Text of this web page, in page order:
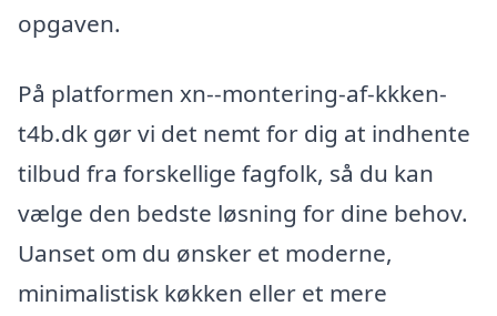
opgaven.
På platformen xn--montering-af-kkken-
t4b.dk gør vi det nemt for dig at indhente
tilbud fra forskellige fagfolk, så du kan
vælge den bedste løsning for dine behov.
Uanset om du ønsker et moderne,
minimalistisk køkken eller et mere